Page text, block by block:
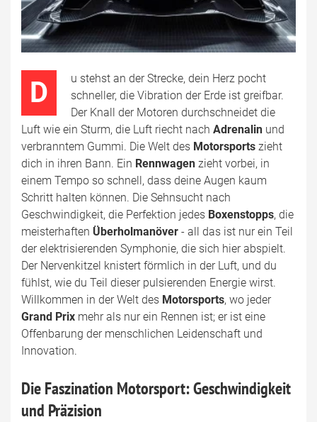
D
u stehst an der Strecke, dein Herz pocht
schneller, die Vibration der Erde ist greifbar.
Der Knall der Motoren durchschneidet die
Luft wie ein Sturm, die Luft riecht nach Adrenalin und
verbranntem Gummi. Die Welt des Motorsports zieht
dich in ihren Bann. Ein Rennwagen zieht vorbei, in
einem Tempo so schnell, dass deine Augen kaum
Schritt halten können. Die Sehnsucht nach
Geschwindigkeit, die Perfektion jedes Boxenstopps, die
meisterhaften Überholmanöver - all das ist nur ein Teil
der elektrisierenden Symphonie, die sich hier abspielt.
Der Nervenkitzel knistert förmlich in der Luft, und du
fühlst, wie du Teil dieser pulsierenden Energie wirst.
Willkommen in der Welt des Motorsports, wo jeder
Grand Prix mehr als nur ein Rennen ist; er ist eine
Offenbarung der menschlichen Leidenschaft und
Innovation.
Die Faszination Motorsport: Geschwindigkeit
und Präzision